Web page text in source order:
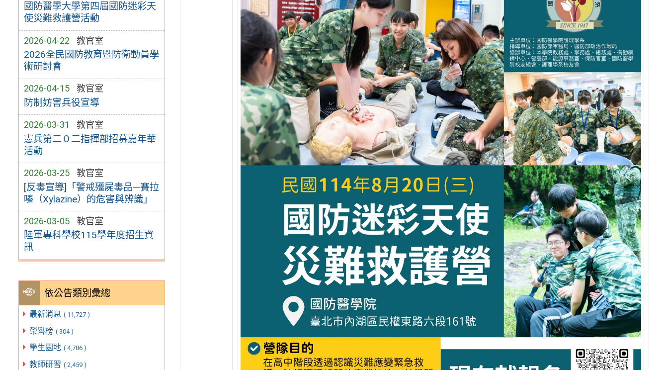
國防醫學大學第四屆國防迷彩天
使災難救護營活動
2026-04-22 教官室
2026全民國防教育暨防衛動員學
術研討會
2026-04-15 教官室
防制妨害兵役宣導
2026-03-31 教官室
憲兵第二０二指揮部招募嘉年華
活動
2026-03-25 教官室
[反毒宣導]「警戒殭屍毒品—賽拉
嗪（Xylazine）的危害與辨識」
2026-03-05 教官室
陸軍專科學校115學年度招生資
訊
依公告類別彙總
最新消息 ( 11,727 )
榮譽榜 ( 304 )
學生園地 ( 4,786 )
教師研習 ( 2,459 )